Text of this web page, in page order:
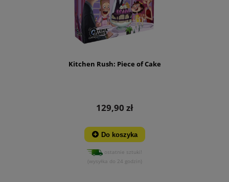
Kitchen Rush: Piece of Cake
129,90 zł
Do koszyka
ostatnie sztuki!
(wysyłka do 24 godzin)